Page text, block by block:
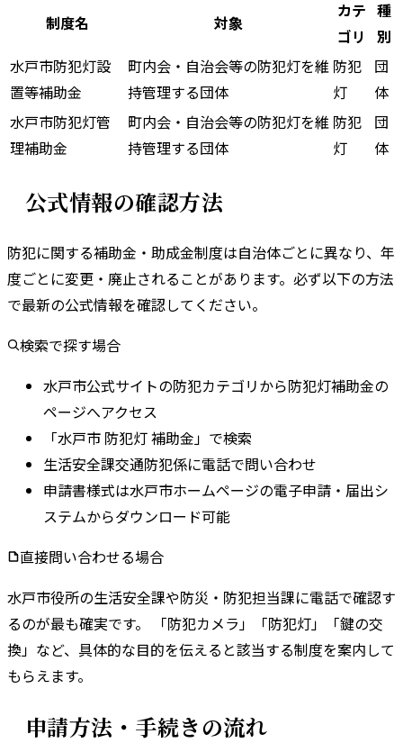
制度名 対象
カテ
ゴリ
種
別
水戸市防犯灯設
置等補助金
町内会・自治会等の防犯灯を維
持管理する団体
防犯
灯
団
体
水戸市防犯灯管
理補助金
町内会・自治会等の防犯灯を維
持管理する団体
防犯
灯
団
体
公式情報の確認方法
防犯に関する補助金・助成金制度は自治体ごとに異なり、年
度ごとに変更・廃止されることがあります。 必ず以下の方法
で最新の公式情報を確認してください。
検索で探す場合
水戸市公式サイトの防犯カテゴリから防犯灯補助金の
ページへアクセス
「水戸市 防犯灯 補助金」で検索
生活安全課交通防犯係に電話で問い合わせ
申請書様式は水戸市ホームページの電子申請・届出シ
ステムからダウンロード可能
直接問い合わせる場合
水戸市役所の生活安全課や防災・防犯担当課に電話で確認す
るのが最も確実です。 「防犯カメラ」「防犯灯」「鍵の交
換」など、具体的な目的を伝えると該当する制度を案内して
もらえます。
申請方法・手続きの流れ